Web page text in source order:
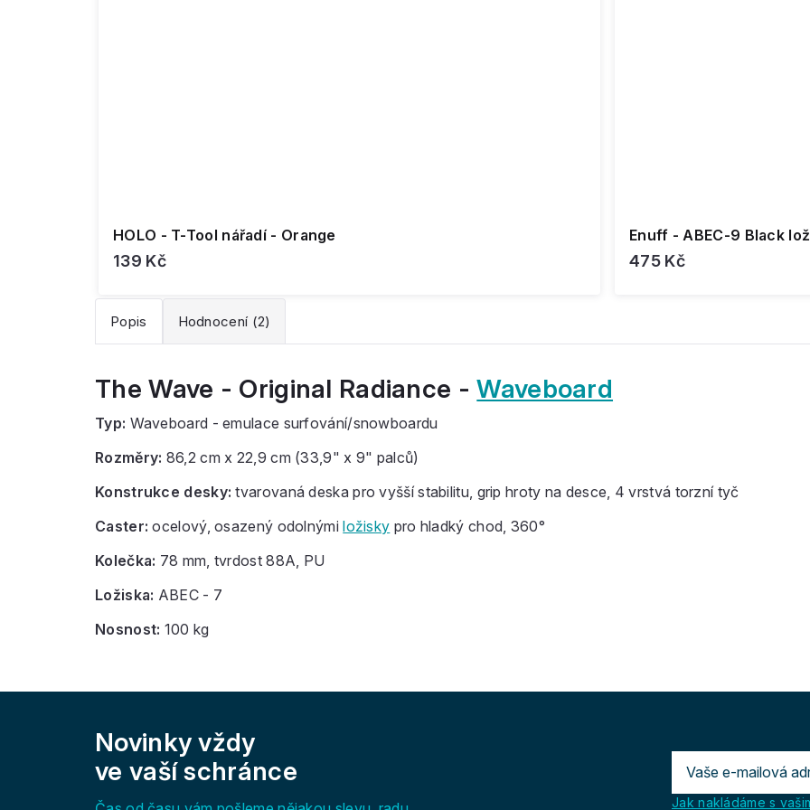
HOLO - T-Tool nářadí - Orange
139 Kč
Enuff - ABEC-9 Black
475 Kč
Popis Hodnocení (2)
The Wave - Original Radiance -Waveboard
Typ: Waveboard - emulace surfování/snowboardu
Rozměry: 86,2 cm x 22,9 cm (33,9" x 9" palců)
Konstrukce desky: tvarovaná deska pro vyšší stabilitu, grip hroty na desce, 4 vrstvá torzní tyč
Caster: ocelový, osazený odolnýmiložisky pro hladký chod, 360°
Kolečka: 78 mm, tvrdost 88A, PU
Ložiska: ABEC - 7
Nosnost: 100 kg
Novinky vždy
ve vaší schránce
Jak nakládáme s